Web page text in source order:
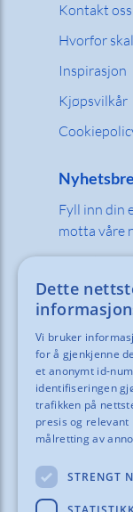
Kontakt oss
Hvorfor
Inspirasjon
Kjøpsvilkår
Fyll inn din
motta våre
E-post:
Navn:
Vi hos
Dette
Vi bruker
for å gjenkjenne
et anonymt id-
identifiseringen
trafikken på
presis og
målretting av
STRENGT